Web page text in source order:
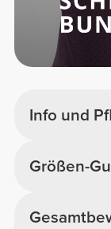
Info und
Größen-